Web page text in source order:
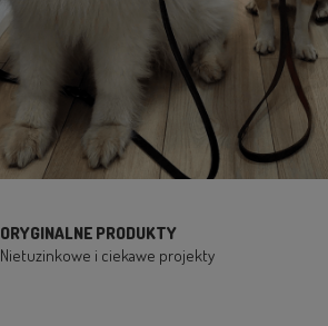
ORYGINALNE PRODUKTY
Nietuzinkowe i ciekawe projekty